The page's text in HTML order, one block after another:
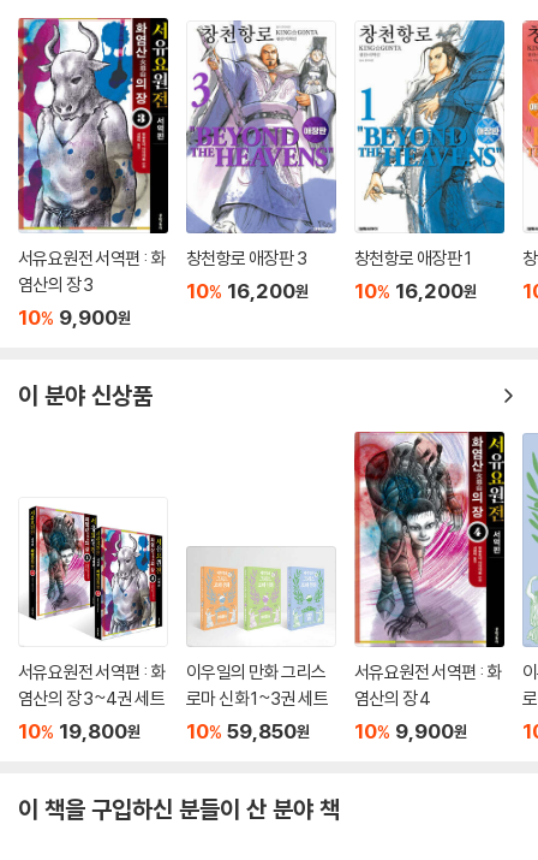
서유요원전 서역편 : 화
염산의 장 3
10% 9,900원
창천항로 애장판 3
10% 16,200원
창천항로 애장판 1
10% 16,200원
이 분야 신상품
서유요원전 서역편 : 화
염산의 장 3~4권 세트
10% 19,800원
이우일의 만화 그리스
로마 신화 1~3권 세트
10% 59,850원
서유요원전 서역편 : 화
염산의 장 4
10% 9,900원
이 책을 구입하신 분들이 산 분야 책